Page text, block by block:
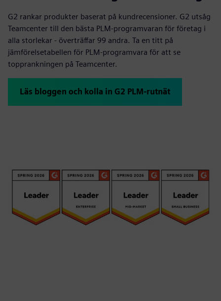
G2 rankar produkter baserat på kundrecensioner. G2 utsåg
Teamcenter till den bästa PLM-programvaran för företag i
alla storlekar - överträffar 99 andra. Ta en titt på
jämförelsetabellen för PLM-programvara för att se
topprankningen på Teamcenter.
Läs bloggen och kolla in G2 PLM-rutnät